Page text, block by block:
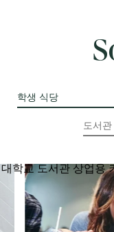
학생 식당
도서관